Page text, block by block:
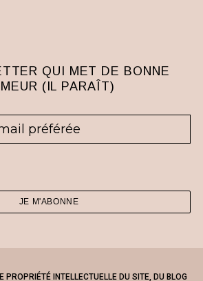
QUI MET DE BONNE
(IL PARAÎT)
PROPRIÉTÉ INTELLECTUELLE DU SITE, DU BLOG